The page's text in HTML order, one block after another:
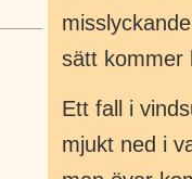
sätt kommer
Ett fall i
mjukt ned i